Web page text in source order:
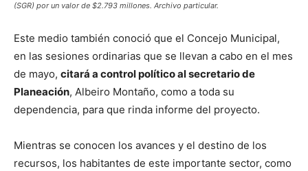
(SGR) por un valor de $2.793 millones. Archivo particular.
Este medio también conoció que el Concejo Municipal,
en las sesiones ordinarias que se llevan a cabo en el mes
de mayo, citará a control político al secretario de
Planeación, Albeiro Montaño, como a toda su
dependencia, para que rinda informe del proyecto.
Mientras se conocen los avances y el destino de los
recursos, los habitantes de este importante sector, como